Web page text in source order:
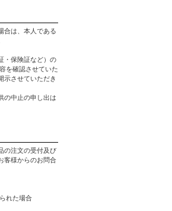
合は、本人である
・保険証など）の
を確認させていた
示させていただき
の中止の申し出は
の注文の受付及び
客様からのお問合
れた場合